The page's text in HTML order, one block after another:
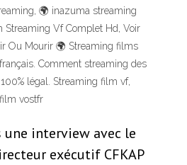
🌍 inazuma streaming
Vf Complet Hd, Voir
Ou Mourir 🌍 Streaming films
Comment streaming des
légal. Streaming film vf,
vostfr
interview avec le
exécutif CFKAP